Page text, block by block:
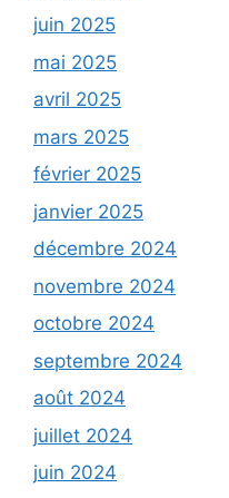
juin 2025
mai 2025
avril 2025
mars 2025
février 2025
janvier 2025
décembre 2024
novembre 2024
octobre 2024
septembre 2024
août 2024
juillet 2024
juin 2024